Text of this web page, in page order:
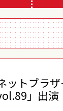
ットブラ
」出演